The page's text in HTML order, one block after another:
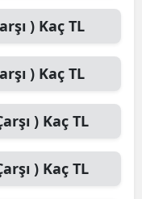
) Kaç TL
) Kaç TL
) Kaç TL
) Kaç TL